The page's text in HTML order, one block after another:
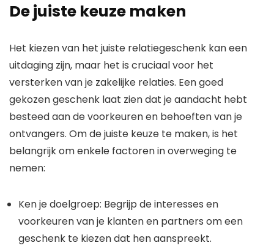
De juiste keuze maken
Het kiezen van het juiste relatiegeschenk kan een
uitdaging zijn, maar het is cruciaal voor het
versterken van je zakelijke relaties. Een goed
gekozen geschenk laat zien dat je aandacht hebt
besteed aan de voorkeuren en behoeften van je
ontvangers. Om de juiste keuze te maken, is het
belangrijk om enkele factoren in overweging te
nemen:
Ken je doelgroep: Begrijp de interesses en
voorkeuren van je klanten en partners om een
geschenk te kiezen dat hen aanspreekt.